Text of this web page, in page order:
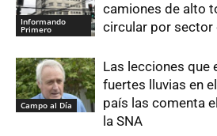
Informando
Primero
camiones de alto
circular por sector
Campo al Día
Las lecciones que
fuertes lluvias en
país las comenta
la SNA